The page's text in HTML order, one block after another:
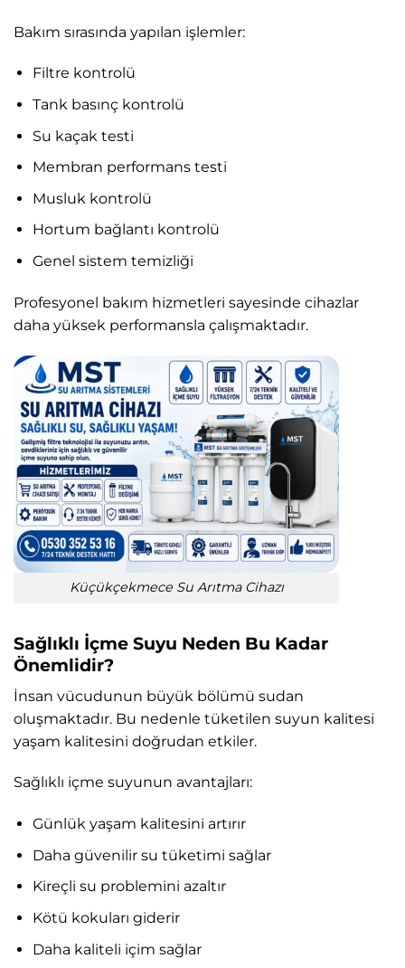
Bakım sırasında yapılan işlemler:
Filtre kontrolü
Tank basınç kontrolü
Su kaçak testi
Membran performans testi
Musluk kontrolü
Hortum bağlantı kontrolü
Genel sistem temizliği
Profesyonel bakım hizmetleri sayesinde cihazlar
daha yüksek performansla çalışmaktadır.
Küçükçekmece Su Arıtma Cihazı
Sağlıklı İçme Suyu Neden Bu Kadar
Önemlidir?
İnsan vücudunun büyük bölümü sudan
oluşmaktadır. Bu nedenle tüketilen suyun kalitesi
yaşam kalitesini doğrudan etkiler.
Sağlıklı içme suyunun avantajları:
Günlük yaşam kalitesini artırır
Daha güvenilir su tüketimi sağlar
Kireçli su problemini azaltır
Kötü kokuları giderir
Daha kaliteli içim sağlar